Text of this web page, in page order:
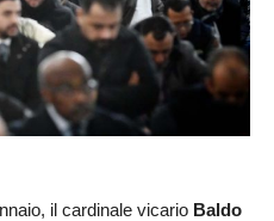
il cardinale vicario Baldo